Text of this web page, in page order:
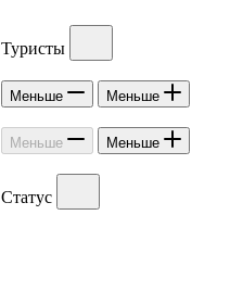
Туристы
Меньше Меньше
Меньше Меньше
Статус